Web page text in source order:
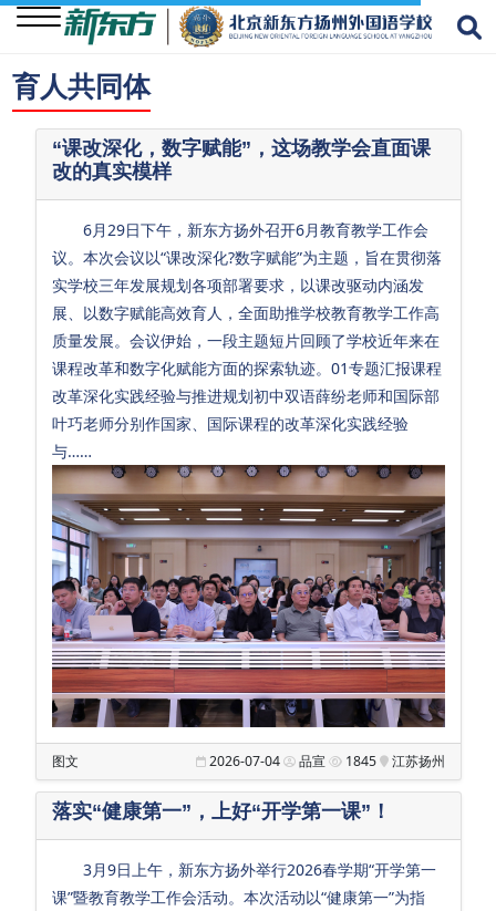
关
于
我
们
学
校
资
讯
学
生
成
长
教
师
发
展
教
学
支
持
生
活
保
育人共同体
“课改深化，数字赋能”，这场教学会直面课
改的真实模样
6月29日下午，新东方扬外召开6月教育教学工作会
议。本次会议以“课改深化?数字赋能”为主题，旨在贯彻落
实学校三年发展规划各项部署要求，以课改驱动内涵发
展、以数字赋能高效育人，全面助推学校教育教学工作高
质量发展。会议伊始，一段主题短片回顾了学校近年来在
课程改革和数字化赋能方面的探索轨迹。01专题汇报课程
改革深化实践经验与推进规划初中双语薛纷老师和国际部
叶巧老师分别作国家、国际课程的改革深化实践经验
与……
图文 2026-07-04 品宣 1845 江苏扬州
落实“健康第一”，上好“开学第一课”！
3月9日上午，新东方扬外举行2026春学期“开学第一
课”暨教育教学工作会活动。本次活动以“健康第一”为指